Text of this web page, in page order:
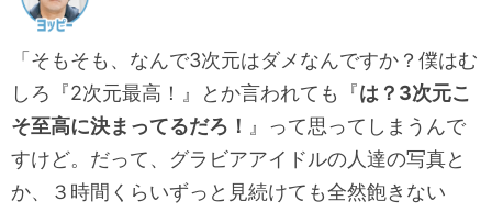
「そもそも、なんで3次元はダメなんですか？僕はむ
しろ『2次元最高！』とか言われても『は？3次元こ
そ至高に決まってるだろ！ 』って思ってしまうんで
すけど。だって、グラビアアイドルの人達の写真と
か、３時間くらいずっと見続けても全然飽きない